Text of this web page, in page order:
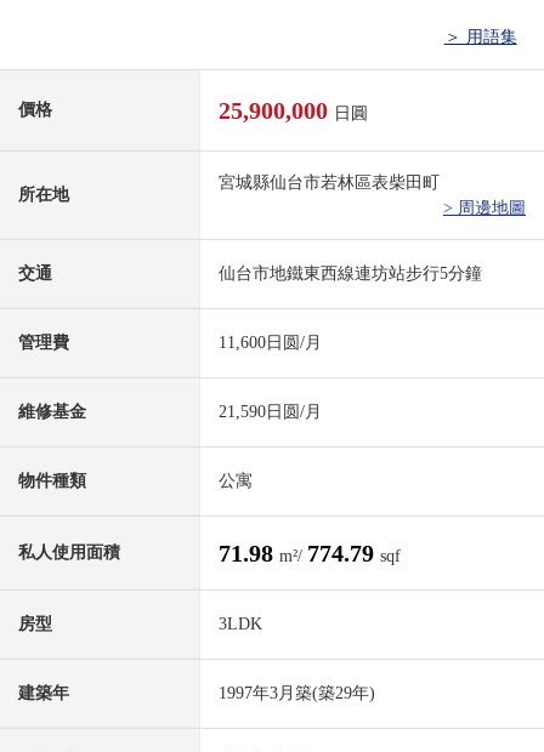
＞ 用語集
價格 25,900,000 日圓
所在地
宮城縣仙台市若林區表柴田町
> 周邊地圖
交通 仙台市地鐵東西線連坊站步行5分鐘
管理費 11,600日圆/月
維修基金 21,590日圆/月
物件種類 公寓
私人使用面積 71.98 m²/ 774.79 sqf
房型 3LDK
建築年 1997年3月築(築29年)